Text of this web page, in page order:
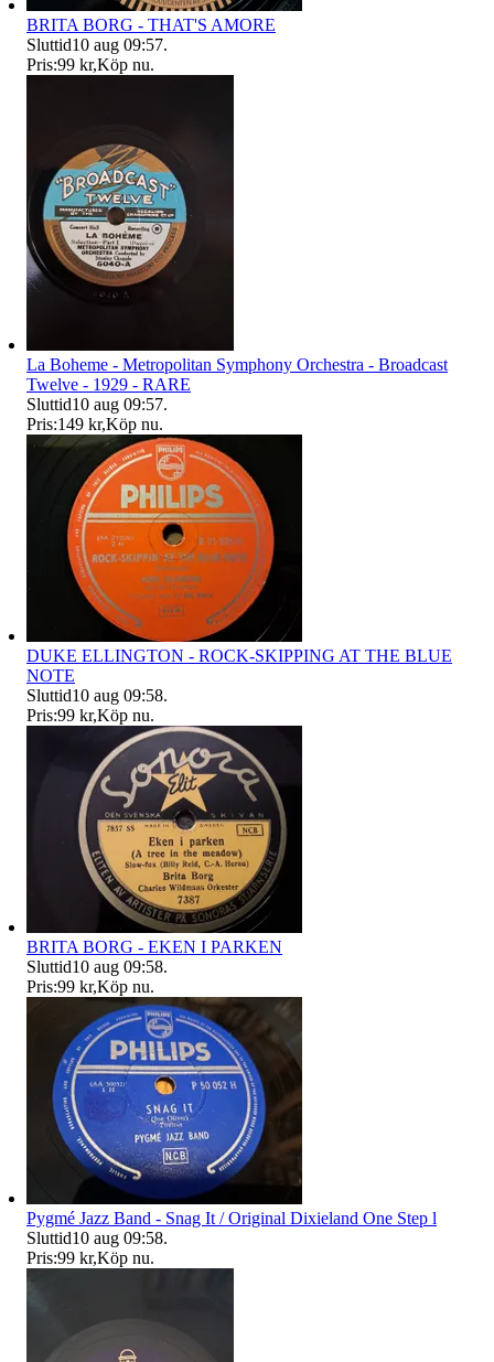
BRITA BORG - THAT'S AMORE
Sluttid10 aug 09:57.
Pris:99 kr,Köp nu.
La Boheme - Metropolitan Symphony Orchestra - Broadcast
Twelve - 1929 - RARE
Sluttid10 aug 09:57.
Pris:149 kr,Köp nu.
DUKE ELLINGTON - ROCK-SKIPPING AT THE BLUE
NOTE
Sluttid10 aug 09:58.
Pris:99 kr,Köp nu.
BRITA BORG - EKEN I PARKEN
Sluttid10 aug 09:58.
Pris:99 kr,Köp nu.
Pygmé Jazz Band - Snag It / Original Dixieland One Step l
Sluttid10 aug 09:58.
Pris:99 kr,Köp nu.